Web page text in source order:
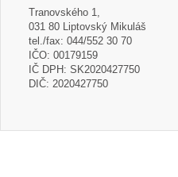
Tranovského 1,
031 80 Liptovský Mikuláš
tel./fax: 044/552 30 70
IČO: 00179159
IČ DPH: SK2020427750
DIČ: 2020427750